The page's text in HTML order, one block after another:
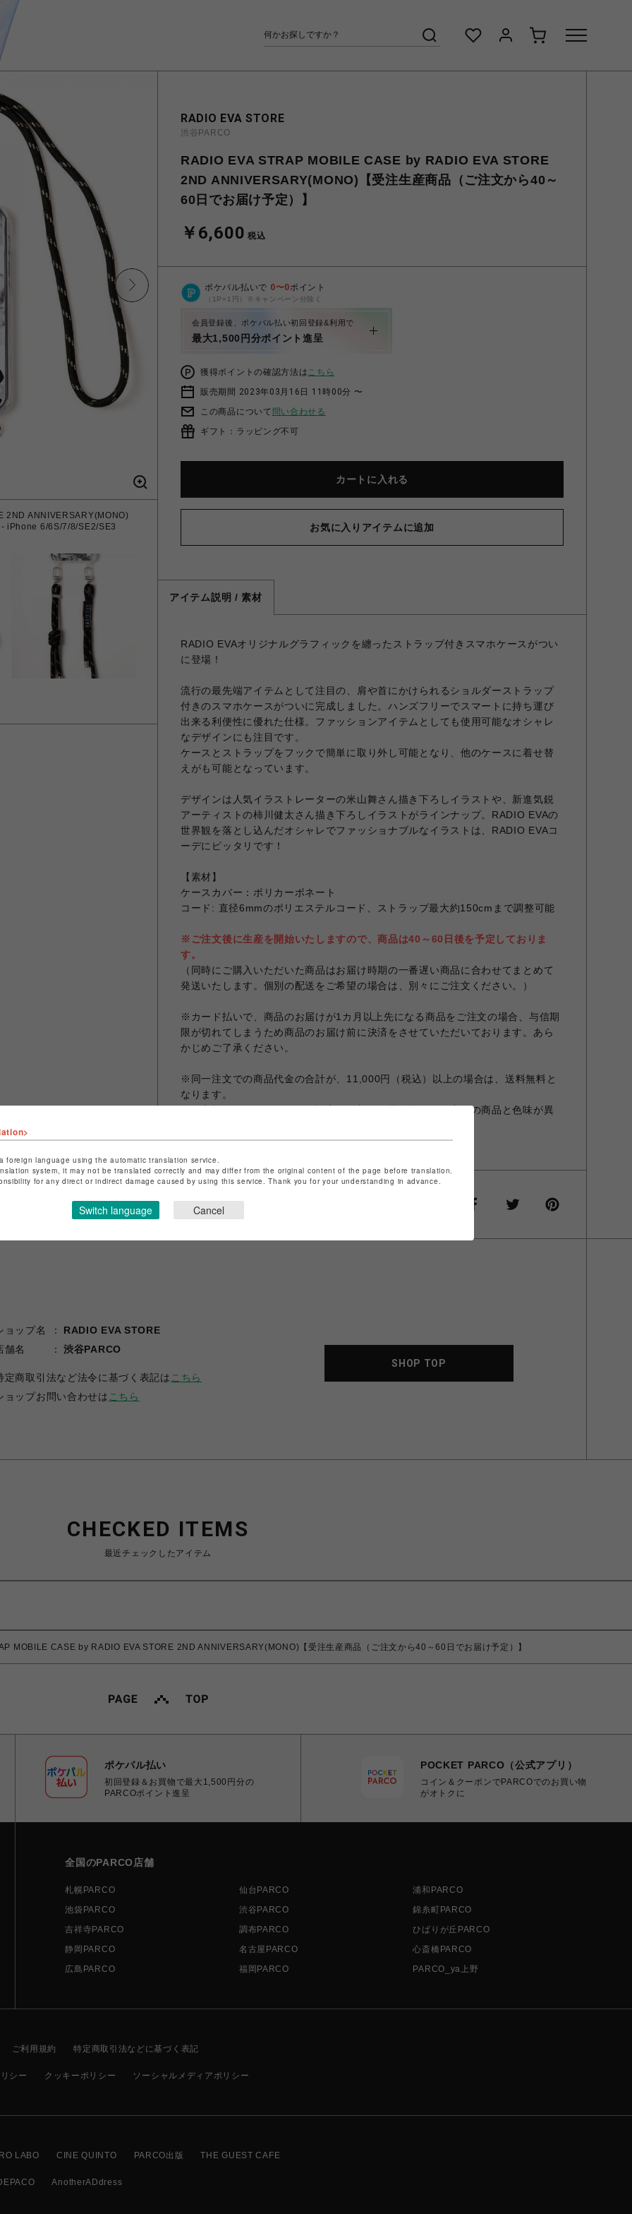
2ND ANNIVERSARY(MONO)
- iPhone 6/6S/7/8/SE2/SE3
RADIO EVA STORE
渋谷PARCO
RADIO EVA STRAP MOBILE CASE by RADIO EVA STORE
2ND ANNIVERSARY(MONO)【受注生産商品（ご注文から40～
60日でお届け予定）】
￥6,600 税込
ポケパル払いで 0〜0ポイント
（1P=1円）※キャンペーン分除く
会員登録後、ポケパル払い初回登録&利用で
最大1,500円分ポイント進呈
獲得ポイントの確認方法はこちら
販売期間 2023年03月16日 11時00分 〜
この商品について 問い合わせる
ギフト：ラッピング不可
カートに入れる
お気に入りアイテムに追加
アイテム説明 / 素材
RADIO EVAオリジナルグラフィックを纏ったストラップ付きスマホケースがつい
に登場！
流行の最先端アイテムとして注目の、肩や首にかけられるショルダーストラップ
付きのスマホケースがついに完成しました。ハンズフリーでスマートに持ち運び
出来る利便性に優れた仕様。ファッションアイテムとしても使用可能なオシャレ
なデザインにも注目です。
ケースとストラップをフックで簡単に取り外し可能となり、他のケースに着せ替
えがも可能となっています。
デザインは人気イラストレーターの米山舞さん描き下ろしイラストや、新進気鋭
アーティストの柿川健太さん描き下ろしイラストがラインナップ。RADIO EVAの
世界観を落とし込んだオシャレでファッショナブルなイラストは、RADIO EVAコ
ーデにピッタリです！
【素材】
ケースカバー：ポリカーボネート
コード: 直径6mmのポリエステルコード、ストラップ最大約150cmまで調整可能
※ご注文後に生産を開始いたしますので、商品は40～60日後を予定しておりま
す。
（同時にご購入いただいた商品はお届け時期の一番遅い商品に合わせてまとめて
発送いたします。個別の配送をご希望の場合は、別々にご注文ください。）
※カード払いで、商品のお届けが1カ月以上先になる商品をご注文の場合、与信期
限が切れてしまうため商品のお届け前に決済をさせていただいております。あら
かじめご了承ください。
※同一注文での商品代金の合計が、11,000円（税込）以上の場合は、送料無料と
なります。
※お客様のお使いのモニター設定やお部屋の照明等により実際の商品と色味が異
※画像は試作品の為、実際の商品と異なる場合があります。
シェアする
ョップ名
RADIO EVA STORE
舗名
渋谷PARCO
定商取引法など法令に基づく表記は こちら
ョップお問い合わせは こちら
SHOP TOP
CHECKED ITEMS
最近チェックしたアイテム
MOBILE CASE by RADIO EVA STORE 2ND ANNIVERSARY(MONO)【受注生産商品（ご注文から40～60日でお届け予定）】
ポケパル払い
初回登録＆お買物で最大1,500円分の
PARCOポイント進呈
POCKET PARCO（公式アプリ）
コイン＆クーポンでPARCOでのお買い物
がオトクに
全国のPARCO店舗
札幌PARCO 仙台PARCO
浦和PARCO
池袋PARCO
渋谷PARCO
錦糸町PARCO
吉祥寺PARCO
調布PARCO
ひばりが丘PARCO
静岡PARCO
名古屋PARCO
心斎橋PARCO
広島PARCO
福岡PARCO PARCO_ya上野
ご利用規約 特定商取引法などに基づく表記
シー クッキーポリシー ソーシャルメディアポリシー
LABO CINE QUINTO PARCO出版 THE GUEST CAFE
AnotherADdress
foreign language using the automatic translation service.
system, it may not be translated correctly and may differ from the original content of the page before translation.
for any direct or indirect damage caused by using this service. Thank you for your understanding in advance.
Switch language Cancel